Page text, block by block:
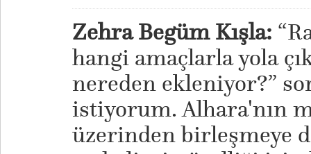
Zehra Begüm Kışla:
hangi amaçlarla yola
nereden ekleniyor?”
istiyorum. Alhara'nın
üzerinden birleşmeye